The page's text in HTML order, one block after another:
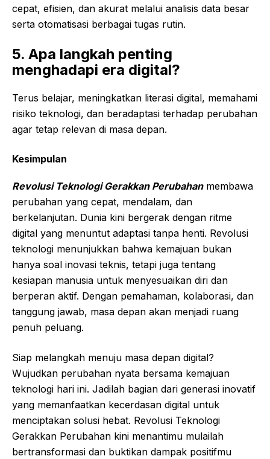
cepat, efisien, dan akurat melalui analisis data besar
serta otomatisasi berbagai tugas rutin.
5. Apa langkah penting
menghadapi era digital?
Terus belajar, meningkatkan literasi digital, memahami
risiko teknologi, dan beradaptasi terhadap perubahan
agar tetap relevan di masa depan.
Kesimpulan
Revolusi Teknologi Gerakkan Perubahanmembawa
perubahan yang cepat, mendalam, dan
berkelanjutan. Dunia kini bergerak dengan ritme
digital yang menuntut adaptasi tanpa henti. Revolusi
teknologi menunjukkan bahwa kemajuan bukan
hanya soal inovasi teknis, tetapi juga tentang
kesiapan manusia untuk menyesuaikan diri dan
berperan aktif. Dengan pemahaman, kolaborasi, dan
tanggung jawab, masa depan akan menjadi ruang
penuh peluang.
Siap melangkah menuju masa depan digital?
Wujudkan perubahan nyata bersama kemajuan
teknologi hari ini. Jadilah bagian dari generasi inovatif
yang memanfaatkan kecerdasan digital untuk
menciptakan solusi hebat. Revolusi Teknologi
Gerakkan Perubahan kini menantimu mulailah
bertransformasi dan buktikan dampak positifmu